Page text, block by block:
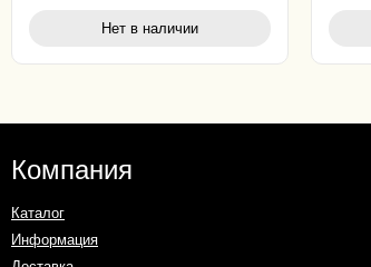
Нет в наличии
Компания
Каталог
Информация